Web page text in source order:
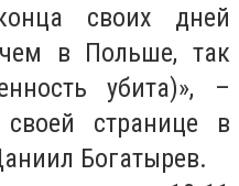
своих дней
в Польше, так
убита)», –
странице в
Богатырев.